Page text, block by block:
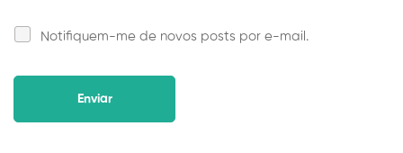
Notifiquem-me de novos posts por e-mail.